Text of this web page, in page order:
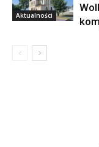
Aktualności